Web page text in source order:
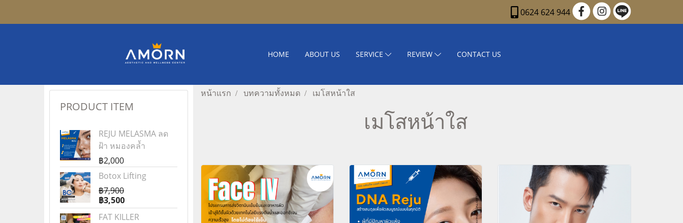
0624 624 944
HOME ABOUT US SERVICE REVIEW CONTACT US
หน้าแรก บทความทั้งหมด เมโสหน้าใส
เมโสหน้าใส
PRODUCT ITEM
REJU MELASMA ลด
ฝ้า หมองคล้ำ
฿2,000
Botox Lifting
฿7,900
฿3,500
FAT KILLER